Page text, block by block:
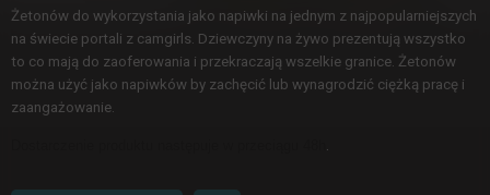
Żetonów do wykorzystania jako napiwki na jednym z najpopularniejszych
na świecie portali z camgirls. Dziewczyny na żywo prezentują wszystko
to co mają do zaoferowania i przekraczają wszelkie granice. Żetonów
można użyć jako napiwków by zachęcić lub wynagrodzić ciężką pracę i
zaangażowanie.